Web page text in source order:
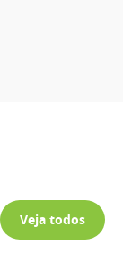
Veja todos